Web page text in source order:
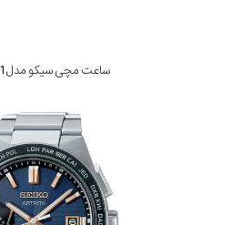
ساعت مچی سیکو مدل SSB183P1